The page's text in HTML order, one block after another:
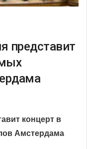
представит
концерт в
Амстердама